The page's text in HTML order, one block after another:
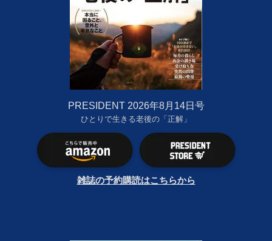
PRESIDENT 2026年8月14日号
ひとりで生きる老後の「正解」
雑誌の予約購読はこちらから